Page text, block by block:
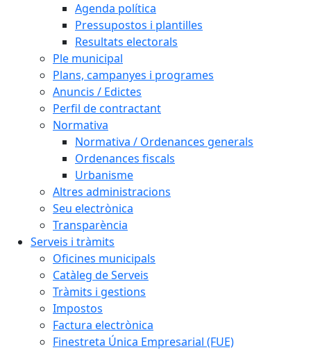
Agenda política
Pressupostos i plantilles
Resultats electorals
Ple municipal
Plans, campanyes i programes
Anuncis / Edictes
Perfil de contractant
Normativa
Normativa / Ordenances generals
Ordenances fiscals
Urbanisme
Altres administracions
Seu electrònica
Transparència
Serveis i tràmits
Oficines municipals
Catàleg de Serveis
Tràmits i gestions
Impostos
Factura electrònica
Finestreta Única Empresarial (FUE)